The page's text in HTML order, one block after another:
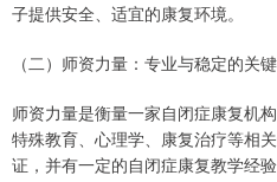
子提供安全、适宜的康复环境。
（二）师资力量：专业与稳定的关键
师资力量是衡量一家自闭症康复机
特殊教育、心理学、康复治疗等相
证，并有一定的自闭症康复教学经